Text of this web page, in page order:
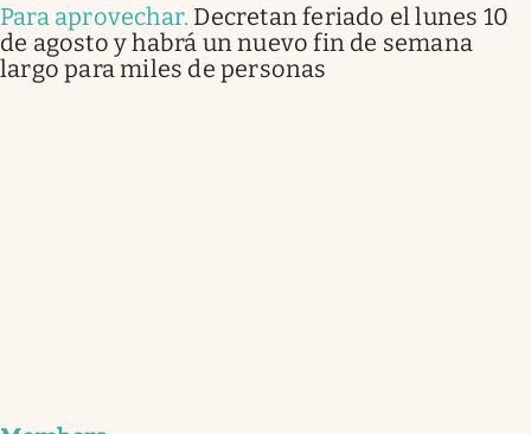
Para aprovechar. Decretan feriado el lunes 10
de agosto y habrá un nuevo fin de semana
largo para miles de personas